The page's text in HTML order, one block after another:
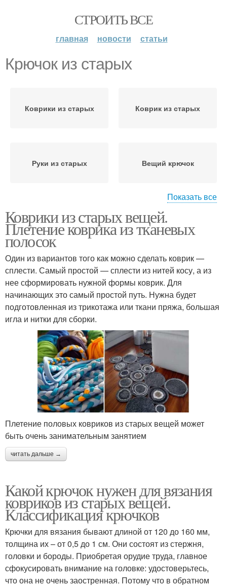
СТРОИТЬ ВСЕ
главная новости статьи
Крючок из старых
Коврики из старых Коврик из старых
Руки из старых Вещий крючок
Вязаные крючки Крючок из тряпок
Ковёр из старых Руки без крючка
Овальный крючок Крючок со схемами
Показать все
Коврики из старых вещей.
Плетение коврика из тканевых
полосок
Один из вариантов того как можно сделать коврик —
сплести. Самый простой — сплести из нитей косу, а из
нее сформировать нужной формы коврик. Для
начинающих это самый простой путь. Нужна будет
подготовленная из трикотажа или ткани пряжа, большая
игла и нитки для сборки.
Плетение половых ковриков из старых вещей может
быть очень занимательным занятием
читать дальше →
Какой крючок нужен для вязания
ковриков из старых вещей.
Классификация крючков
Крючки для вязания бывают длиной от 120 до 160 мм,
толщина их – от 0,5 до 1 см. Они состоят из стержня,
головки и бороды. Приобретая орудие труда, главное
сфокусировать внимание на головке: удостоверьтесь,
что она не очень заостренная. Потому что в обратном